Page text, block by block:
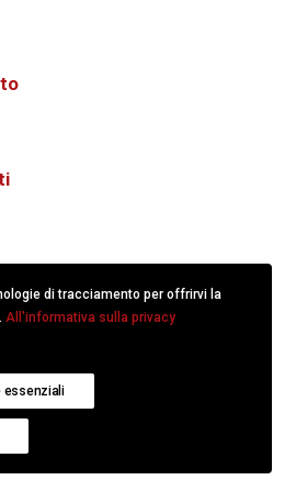
Svizzera.
di tracciamento per offrirvi la
All'informativa sulla privacy
essenziali